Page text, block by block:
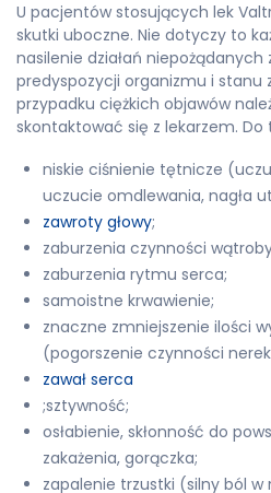
U pacjentów stosujących lek
skutki uboczne. Nie dotyczy to
nasilenie działań
predyspozycji organizmu i stanu
przypadku ciężkich objawów
skontaktować się z lekarzem. Do
niskie ciśnienie tętnicze
uczucie omdlewania, nagła
zawroty głowy;
zaburzenia czynności
zaburzenia rytmu serca;
samoistne krwawienie;
znaczne zmniejszenie ilości
(pogorszenie czynności
zawał serca
;sztywność;
osłabienie, skłonność do
zakażenia, gorączka;
zapalenie trzustki (silny ból